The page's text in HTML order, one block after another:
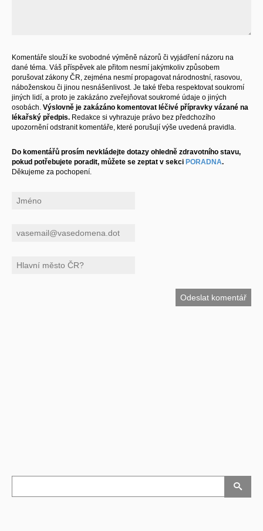
Komentáře slouží ke svobodné výměně názorů či vyjádření názoru na
dané téma. Váš příspěvek ale přitom nesmí jakýmkoliv způsobem
porušovat zákony ČR, zejména nesmí propagovat národnostní, rasovou,
náboženskou či jinou nesnášenlivost. Je také třeba respektovat soukromí
jiných lidí, a proto je zakázáno zveřejňovat soukromé údaje o jiných
osobách. Výslovně je zakázáno komentovat léčivé přípravky vázané na
lékařský předpis. Redakce si vyhrazuje právo bez předchozího
upozornění odstranit komentáře, které porušují výše uvedená pravidla.
Do komentářů prosím nevkládejte dotazy ohledně zdravotního stavu,
pokud potřebujete poradit, můžete se zeptat v sekci PORADNA.
Děkujeme za pochopení.